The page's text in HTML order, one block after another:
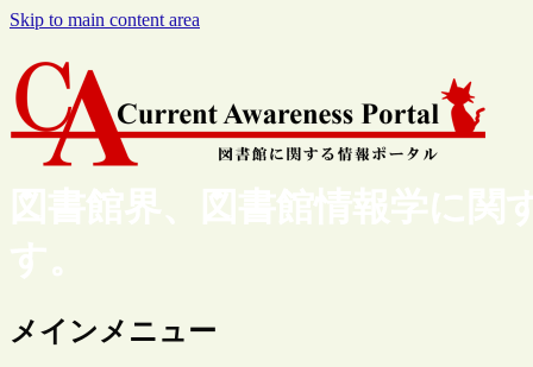
Skip to main content area
図書館界、図書館情報学に
す。
メインメニュー